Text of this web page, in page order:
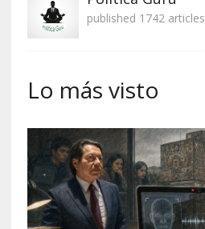
published 1742 articles
Lo más visto